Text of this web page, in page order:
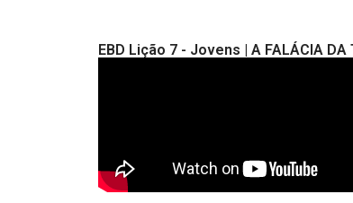
EBD Lição 7 - Jovens | A FALÁCIA